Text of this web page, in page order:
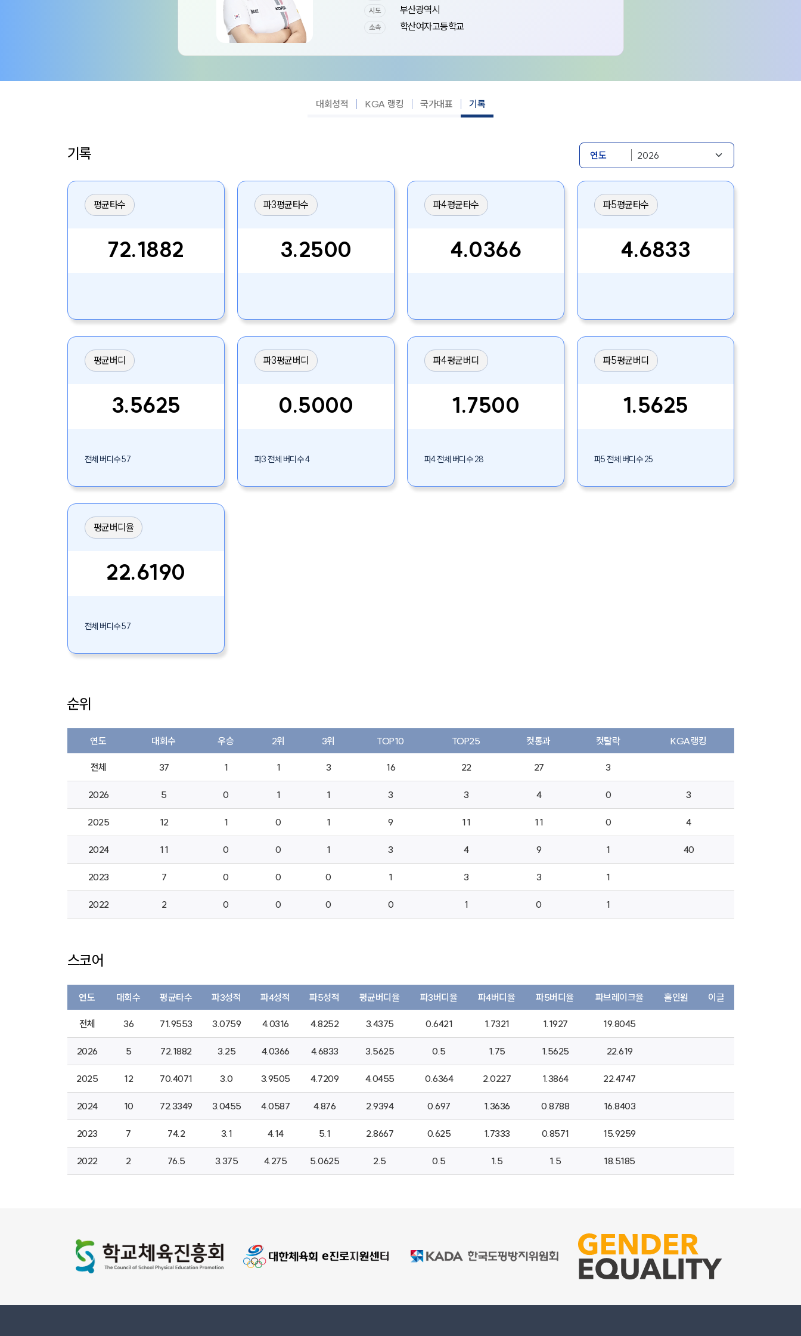
시도 부산광역시
소속 학산여자고등학교
대회성적 KGA 랭킹 국가대표 기록
기록 연도
평균타수
72.1882
파3평균타수
3.2500
파4평균타수
4.0366
파5평균타수
4.6833
평균버디
3.5625
전체 버디수 57
파3평균버디
0.5000
파3 전체 버디수 4
파4평균버디
1.7500
파4 전체 버디수 28
파5평균버디
1.5625
파5 전체 버디수 25
평균버디율
22.6190
전체 버디수 57
순위
연도 대회수 우승 2위 3위 TOP10 TOP25 컷통과 컷탈락 KGA랭킹
전체 37 1 1 3 16 22 27 3
2026 5 0 1 1 3 3 4 0 3
2025 12 1 0 1 9 11 11 0 4
2024 11 0 0 1 3 4 9 1 40
2023 7 0 0 0 1 3 3 1
2022 2 0 0 0 0 1 0 1
스코어
연도 대회수 평균타수 파3성적 파4성적 파5성적 평균버디율 파3버디율 파4버디율 파5버디율 파브레이크율 홀인원 이글
전체 36 71.9553 3.0759 4.0316 4.8252 3.4375 0.6421 1.7321 1.1927 19.8045
2026 5 72.1882 3.25 4.0366 4.6833 3.5625 0.5 1.75 1.5625 22.619
2025 12 70.4071 3.0 3.9505 4.7209 4.0455 0.6364 2.0227 1.3864 22.4747
2024 10 72.3349 3.0455 4.0587 4.876 2.9394 0.697 1.3636 0.8788 16.8403
2023 7 74.2 3.1 4.14 5.1 2.8667 0.625 1.7333 0.8571 15.9259
2022 2 76.5 3.375 4.275 5.0625 2.5 0.5 1.5 1.5 18.5185